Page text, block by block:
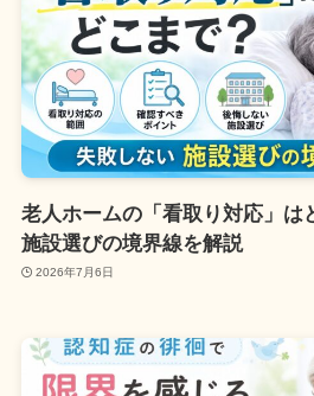
老人ホームの「看取り対応」は
施設選びの境界線を解説
2026年7月6日